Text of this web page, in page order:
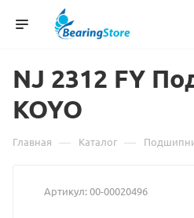
NJ 2312
2312
FY
KOYO
Главная — Каталог —
Артикул:00-00020496